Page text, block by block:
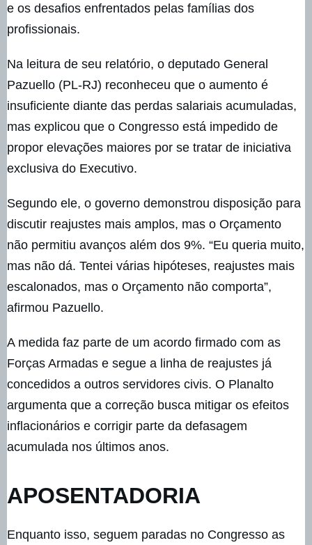
e os desafios enfrentados pelas famílias dos
profissionais.
Na leitura de seu relatório, o deputado General
Pazuello (PL-RJ) reconheceu que o aumento é
insuficiente diante das perdas salariais acumuladas,
mas explicou que o Congresso está impedido de
propor elevações maiores por se tratar de iniciativa
exclusiva do Executivo.
Segundo ele, o governo demonstrou disposição para
discutir reajustes mais amplos, mas o Orçamento
não permitiu avanços além dos 9%. “Eu queria muito,
mas não dá. Tentei várias hipóteses, reajustes mais
escalonados, mas o Orçamento não comporta”,
afirmou Pazuello.
A medida faz parte de um acordo firmado com as
Forças Armadas e segue a linha de reajustes já
concedidos a outros servidores civis. O Planalto
argumenta que a correção busca mitigar os efeitos
inflacionários e corrigir parte da defasagem
acumulada nos últimos anos.
APOSENTADORIA
Enquanto isso, seguem paradas no Congresso as